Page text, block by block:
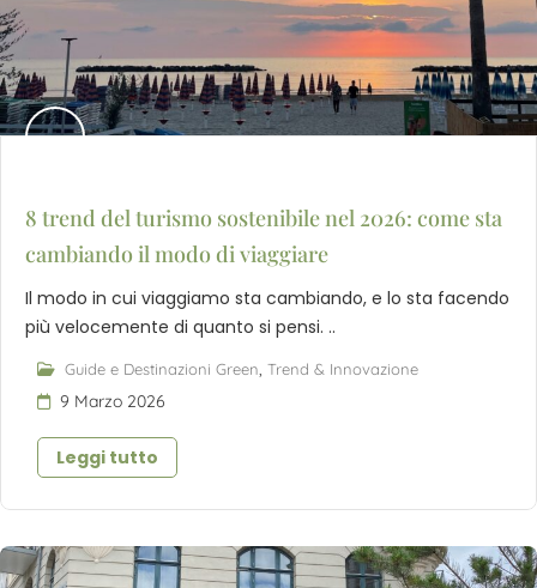
8 trend del turismo sostenibile nel 2026: come sta
cambiando il modo di viaggiare
Il modo in cui viaggiamo sta cambiando, e lo sta facendo
più velocemente di quanto si pensi. ..
Guide e Destinazioni Green, Trend & Innovazione
9 Marzo 2026
Leggi tutto